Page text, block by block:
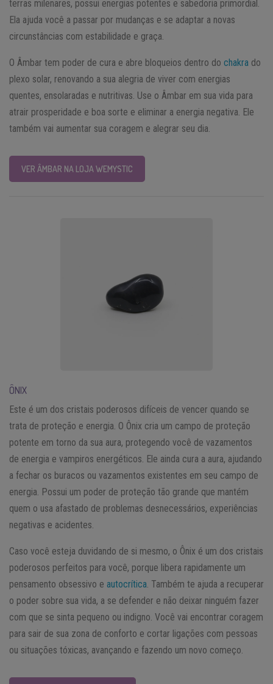
terras milenares, possui energias potentes e sabedoria primordial.
Ela ajuda você a passar por mudanças e se adaptar a novas
circunstâncias com estabilidade e graça.
O Âmbar tem poder de cura e abre bloqueios dentro do chakra do
plexo solar, renovando a sua alegria de viver com energias
quentes, ensolaradas e nutritivas. Use o Âmbar em sua vida para
atrair prosperidade e boa sorte e eliminar a energia negativa. Ele
também vai aumentar sua coragem e alegrar seu dia.
VER ÂMBAR NA LOJA WEMYSTIC
ÔNIX
Este é um dos cristais poderosos difíceis de vencer quando se
trata de proteção e energia. O Ônix cria um campo de proteção
potente em torno da sua aura, protegendo você de vazamentos
de energia e vampiros energéticos. Ele ainda cura a aura, ajudando
a fechar os buracos ou vazamentos existentes em seu campo de
energia. Possui um poder de proteção tão grande que mantém
quem o usa afastado de problemas desnecessários, experiências
negativas e acidentes.
Caso você esteja duvidando de si mesmo, o Ônix é um dos cristais
poderosos perfeitos para você, porque libera rapidamente um
pensamento obsessivo e autocrítica . Também te ajuda a recuperar
o poder sobre sua vida, a se defender e não deixar ninguém fazer
com que se sinta pequeno ou indigno. Você vai encontrar coragem
para sair de sua zona de conforto e cortar ligações com pessoas
ou situações tóxicas, avançando e fazendo um novo começo.